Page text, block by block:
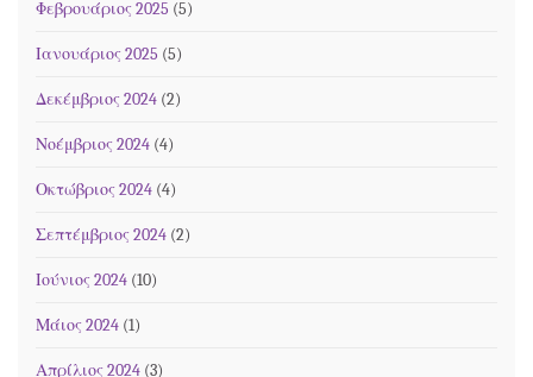
Φεβρουάριος 2025 (5)
Ιανουάριος 2025 (5)
Δεκέμβριος 2024 (2)
Νοέμβριος 2024 (4)
Οκτώβριος 2024 (4)
Σεπτέμβριος 2024 (2)
Ιούνιος 2024 (10)
Μάιος 2024 (1)
Απρίλιος 2024 (3)